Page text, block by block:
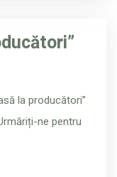
la producători”
ne pentru